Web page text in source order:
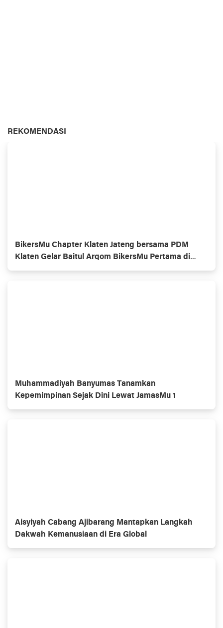
REKOMENDASI
BikersMu Chapter Klaten Jateng bersama PDM
Klaten Gelar Baitul Arqom BikersMu Pertama di
Indonesia, Inovasi Dakwah Komunitas
Muhammadiyah Banyumas Tanamkan
Kepemimpinan Sejak Dini Lewat JamasMu 1
Aisyiyah Cabang Ajibarang Mantapkan Langkah
Dakwah Kemanusiaan di Era Global